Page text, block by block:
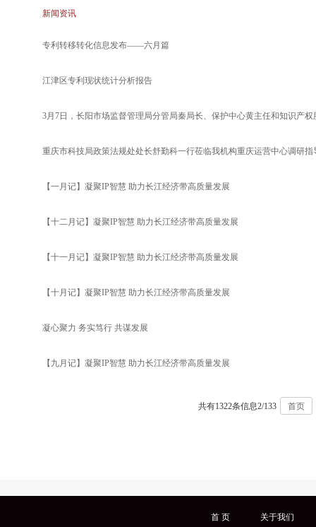
新闻资讯
专利转移转化信息发布——六月篇
江津区专利现状统计分析报告
3月7日，长阳市场监督管理局分管局秦局长、保护中心黄主任和知识产
重庆市科技局政策法规处处长舒勤科一行莅临我机构重庆运营中心调研指
【一月记】凝聚IP智慧 助力长江经济带高质量发展
【十二月记】凝聚IP智慧 助力长江经济带高质量发展
【十一月记】凝聚IP智慧 助力长江经济带高质量发展
【十月记】凝聚IP智慧 助力长江经济带高质量发展
凝心聚力 务实笃行 共谋发展
【九月记】凝聚IP智慧 助力长江经济带高质量发展
共有1322条信息2/133 首页
首 页 关于我们